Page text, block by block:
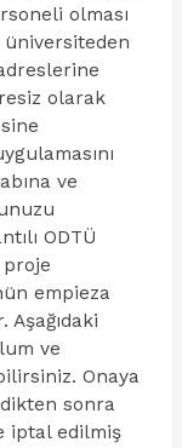
olması
üniversiteden
olarak
ve
ODTÜ
proje
empieza
Aşağıdaki
ve
Onaya
sonra
iptal edilmiş